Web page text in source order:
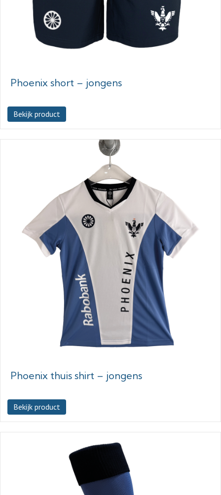
Phoenix short – jongens
Bekijk product
Phoenix thuis shirt – jongens
Bekijk product